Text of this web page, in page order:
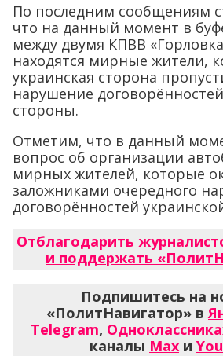
По последним сообщениям
что на данный момент в
между двумя КПВВ
находятся мирные жители,
украинская сторона
нарушение
стороны.
Отметим, что в данный
вопрос об организации
мирных жителей, которые
заложниками очередного
договорённостей
Отблагодарить
и поддержать
Подпишитесь на
«ПолитНавигатор» в
Telegram,
каналы Max и